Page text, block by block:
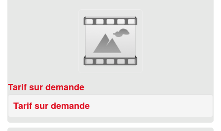
Tarif sur demande
Tarif sur demande